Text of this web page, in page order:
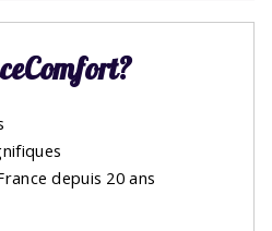
depuis 20 ans